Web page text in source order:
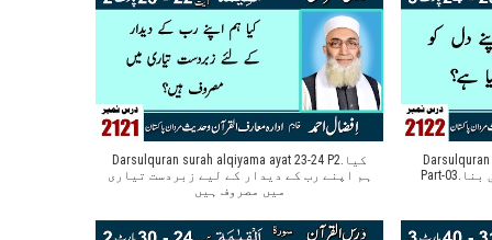
Darsulquran surah alqiyama ayat 23-24 P2.کیا
ہم اپنے رب کے دیدار کے لیے زبردست تیاری
میں مصروف ہیں
Part-03.کیا ہم نے اپنے دل کو نورانی بنا